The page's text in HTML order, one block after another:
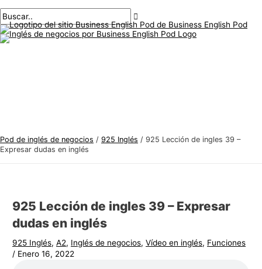
al
contenido
principal
Pod de inglés de negocios / 925 Inglés / 925 Lección de ingles 39 –
Expresar dudas en inglés
925 Lección de ingles 39 – Expresar
dudas en inglés
925 Inglés,A2, Inglés de negocios,Vídeo en inglés, Funciones
/ Enero 16, 2022
de
navegación
aquí..
electrónico*
T
e
m
g
d
e
n
e
B
u
s